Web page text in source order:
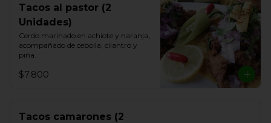
Tacos al pastor (2
Unidades)
Cerdo marinado en achiote y naranja,
acompañado de cebolla, cilantro y
piña.
$7.800
Tacos camarones (2